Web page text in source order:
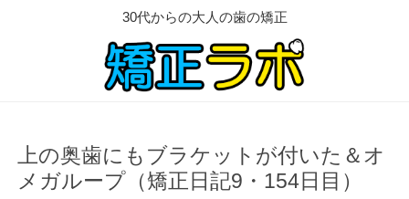
30代からの大人の歯の矯正
上の奥歯にもブラケットが付いた＆オ
メガループ（矯正日記9・154日目）